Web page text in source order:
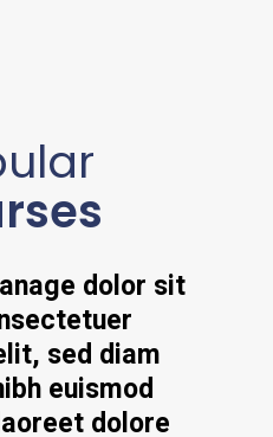
dolor sit
sed diam
euismod
dolore